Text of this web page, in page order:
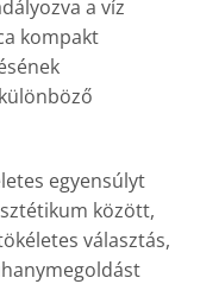
a víz
kompakt
egyensúlyt
között,
választás,